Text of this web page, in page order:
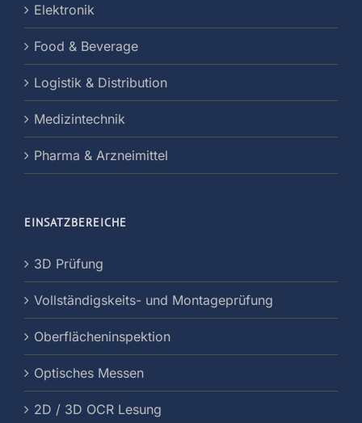
Elektronik
Food & Beverage
Logistik & Distribution
Medizintechnik
Pharma & Arzneimittel
EINSATZBEREICHE
3D Prüfung
Vollständigskeits- und Montageprüfung
Oberflächeninspektion
Optisches Messen
2D / 3D OCR Lesung